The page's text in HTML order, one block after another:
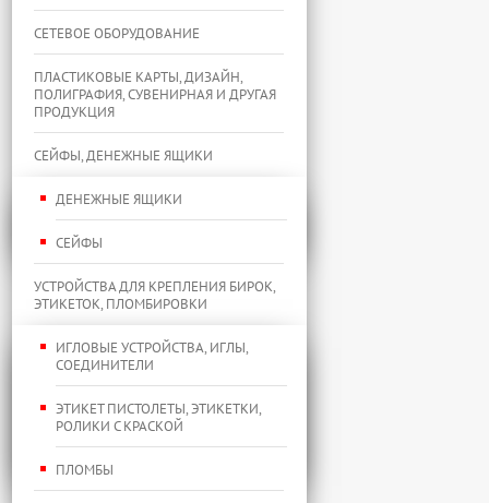
СЕТЕВОЕ ОБОРУДОВАНИЕ
ПЛАСТИКОВЫЕ КАРТЫ, ДИЗАЙН,
ПОЛИГРАФИЯ, СУВЕНИРНАЯ И ДРУГАЯ
ПРОДУКЦИЯ
СЕЙФЫ, ДЕНЕЖНЫЕ ЯЩИКИ
ДЕНЕЖНЫЕ ЯЩИКИ
СЕЙФЫ
УСТРОЙСТВА ДЛЯ КРЕПЛЕНИЯ БИРОК,
ЭТИКЕТОК, ПЛОМБИРОВКИ
ИГЛОВЫЕ УСТРОЙСТВА, ИГЛЫ,
СОЕДИНИТЕЛИ
ЭТИКЕТ ПИСТОЛЕТЫ, ЭТИКЕТКИ,
РОЛИКИ С КРАСКОЙ
ПЛОМБЫ